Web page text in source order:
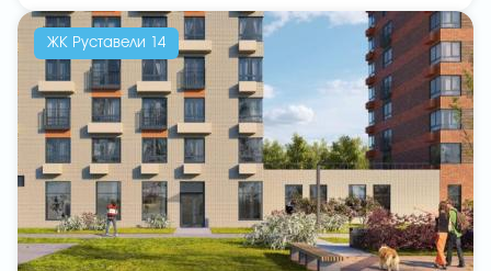
ЖК Руставели 14